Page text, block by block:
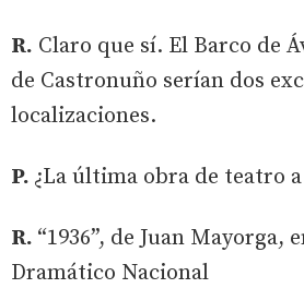
R. Claro que sí. El Barco de
de Castronuño serían dos
localizaciones.
P. ¿La última obra de teatro
R. “1936”, de Juan Mayorga,
Dramático Nacional